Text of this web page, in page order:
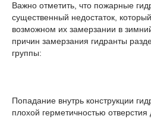
Важно отметить, что пожарные
существенный недостаток,
возможном их замерзании в
причин замерзания гидранты
группы:
Попадание внутрь конструкции
плохой герметичностью